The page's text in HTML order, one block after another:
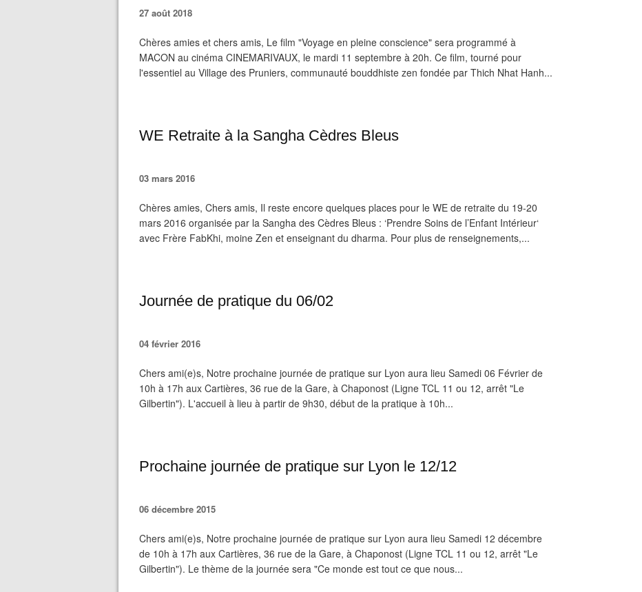
27 août 2018
Chères amies et chers amis, Le film "Voyage en pleine conscience" sera programmé à
MACON au cinéma CINEMARIVAUX, le mardi 11 septembre à 20h. Ce film, tourné pour
l'essentiel au Village des Pruniers, communauté bouddhiste zen fondée par Thich Nhat Hanh...
WE Retraite à la Sangha Cèdres Bleus
03 mars 2016
Chères amies, Chers amis, Il reste encore quelques places pour le WE de retraite du 19-20
mars 2016 organisée par la Sangha des Cèdres Bleus : ‘Prendre Soins de l’Enfant Intérieur‘
avec Frère FabKhi, moine Zen et enseignant du dharma. Pour plus de renseignements,...
Journée de pratique du 06/02
04 février 2016
Chers ami(e)s, Notre prochaine journée de pratique sur Lyon aura lieu Samedi 06 Février de
10h à 17h aux Cartières, 36 rue de la Gare, à Chaponost (Ligne TCL 11 ou 12, arrêt "Le
Gilbertin"). L'accueil à lieu à partir de 9h30, début de la pratique à 10h...
Prochaine journée de pratique sur Lyon le 12/12
06 décembre 2015
Chers ami(e)s, Notre prochaine journée de pratique sur Lyon aura lieu Samedi 12 décembre
de 10h à 17h aux Cartières, 36 rue de la Gare, à Chaponost (Ligne TCL 11 ou 12, arrêt "Le
Gilbertin"). Le thème de la journée sera "Ce monde est tout ce que nous...